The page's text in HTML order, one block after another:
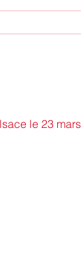
le 23